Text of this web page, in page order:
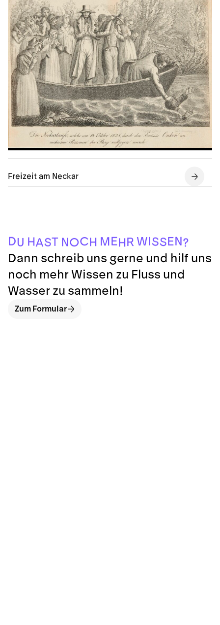
Freizeit am Neckar
DU HAST NOCH MEH R WISSEN?
Dann schreib uns gerne und hilf uns
noch mehr Wissen zu Fluss und
Wasser zu sammeln!
Zum Formular